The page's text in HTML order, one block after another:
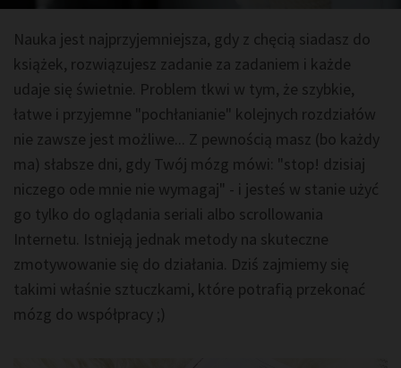
Nauka jest najprzyjemniejsza, gdy z chęcią siadasz do
książek, rozwiązujesz zadanie za zadaniem i każde
udaje się świetnie. Problem tkwi w tym, że szybkie,
łatwe i przyjemne "pochłanianie" kolejnych rozdziałów
nie zawsze jest możliwe... Z pewnością masz (bo każdy
ma) słabsze dni, gdy Twój mózg mówi: "stop! dzisiaj
niczego ode mnie nie wymagaj" - i jesteś w stanie użyć
go tylko do oglądania seriali albo scrollowania
Internetu. Istnieją jednak metody na skuteczne
zmotywowanie się do działania. Dziś zajmiemy się
takimi właśnie sztuczkami, które potrafią przekonać
mózg do współpracy ;)